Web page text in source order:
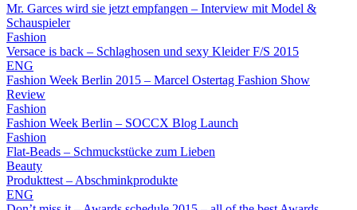
Mr. Garces wird sie jetzt empfangen – Interview mit Model &
Schauspieler
Fashion
Versace is back – Schlaghosen und sexy Kleider F/S 2015
ENG
Fashion Week Berlin 2015 – Marcel Ostertag Fashion Show
Review
Fashion
Fashion Week Berlin – SOCCX Blog Launch
Fashion
Flat-Beads – Schmuckstücke zum Lieben
Beauty
Produkttest – Abschminkprodukte
ENG